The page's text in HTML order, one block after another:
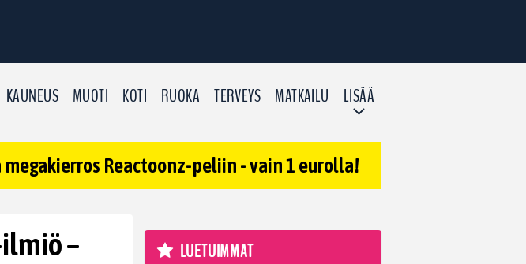
KAUNEUS MUOTI KOTI RUOKA TERVEYS MATKAILU LISÄÄ
Reactoonz-peliin - vain 1 eurolla!
–
LUETUIMMAT